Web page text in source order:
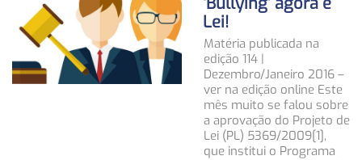
Lei!
Matéria publicada na
edição 114 |
Dezembro/Janeiro 2016 –
ver na edição online Este
mês muito se falou sobre
a aprovação do Projeto de
Lei (PL) 5369/2009[1],
que institui o Programa